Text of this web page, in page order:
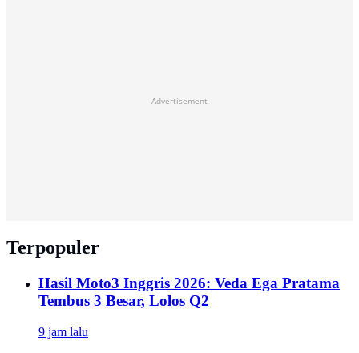
Advertisement
Terpopuler
Hasil Moto3 Inggris 2026: Veda Ega Pratama
Tembus 3 Besar, Lolos Q2
9 jam lalu